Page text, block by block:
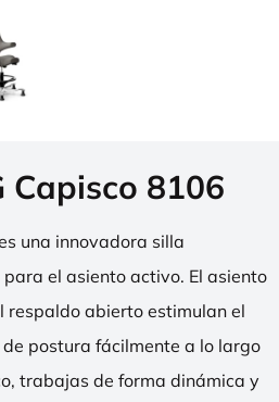
Capisco 8106
una innovadora silla
el asiento activo. El asiento
respaldo abierto estimulan el
postura fácilmente a lo largo
trabajas de forma dinámica y